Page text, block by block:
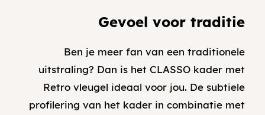
Gevoel voor traditie
Ben je meer fan van een traditionele
uitstraling? Dan is het CLASSO kader met
Retro vleugel ideaal voor jou. De subtiele
profilering van het kader in combinatie met